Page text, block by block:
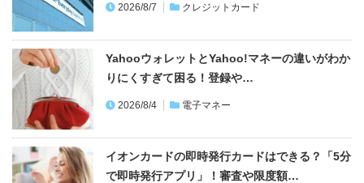
2026/8/7 クレジットカード
YahooウォレットとYahoo!マネーの違いがわか
りにくすぎて困る！登録や…
2026/8/4 電子マネー
イオンカードの即時発行カードはできる？「5分
で即時発行アプリ」！審査や限度額…